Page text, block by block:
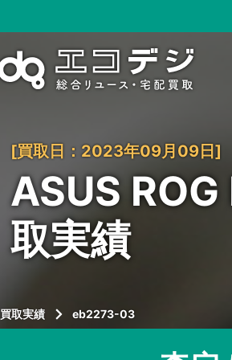
[買取日：2023年09月09日]
ASUS
取実績
買取実績 eb2273-03